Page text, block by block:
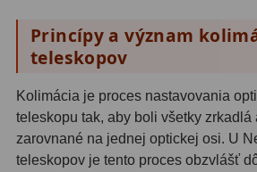
Mesačné a polarizačné23
CLS a UHC 14
Širokopásmové 2
Princípy a význam
teleskopov
Kolimácia je proces nastavovania
teleskopu tak, aby boli všetky zrkadlá
zarovnané na jednej optickej osi. U
teleskopov je tento proces obzvlášť